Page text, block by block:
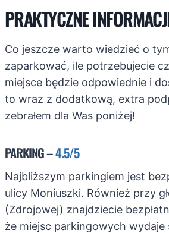
PRAKTYCZNE
Co jeszcze warto wiedzieć o
zaparkować, ile potrzebujecie
miejsce będzie odpowiednie i
to wraz z dodatkową, extra
zebrałem dla Was poniżej!
PARKING –4.5/5
Najbliższym parkingiem jest
ulicy Moniuszki. Również przy
(Zdrojowej) znajdziecie
że miejsc parkingowych wydaje